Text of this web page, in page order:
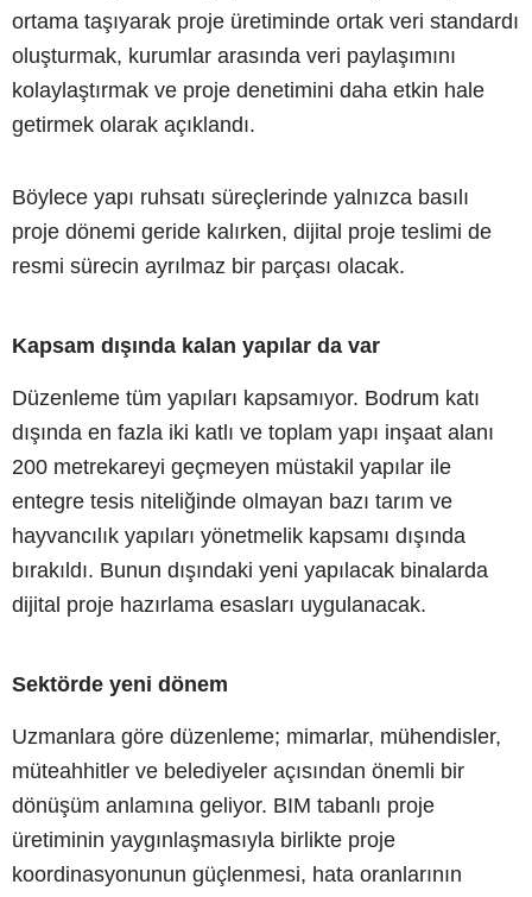
ortama taşıyarak proje üretiminde ortak veri standardı
oluşturmak, kurumlar arasında veri paylaşımını
kolaylaştırmak ve proje denetimini daha etkin hale
getirmek olarak açıklandı.
Böylece yapı ruhsatı süreçlerinde yalnızca basılı
proje dönemi geride kalırken, dijital proje teslimi de
resmi sürecin ayrılmaz bir parçası olacak.
Kapsam dışında kalan yapılar da var
Düzenleme tüm yapıları kapsamıyor. Bodrum katı
dışında en fazla iki katlı ve toplam yapı inşaat alanı
200 metrekareyi geçmeyen müstakil yapılar ile
entegre tesis niteliğinde olmayan bazı tarım ve
hayvancılık yapıları yönetmelik kapsamı dışında
bırakıldı. Bunun dışındaki yeni yapılacak binalarda
dijital proje hazırlama esasları uygulanacak.
Sektörde yeni dönem
Uzmanlara göre düzenleme; mimarlar, mühendisler,
müteahhitler ve belediyeler açısından önemli bir
dönüşüm anlamına geliyor. BIM tabanlı proje
üretiminin yaygınlaşmasıyla birlikte proje
koordinasyonunun güçlenmesi, hata oranlarının